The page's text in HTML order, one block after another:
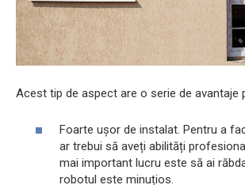
Acest tip de aspect are o serie de avantaje
Foarte ușor de instalat. Pentru a
ar trebui să aveți abilități
mai important lucru este să ai
robotul este minuțios.